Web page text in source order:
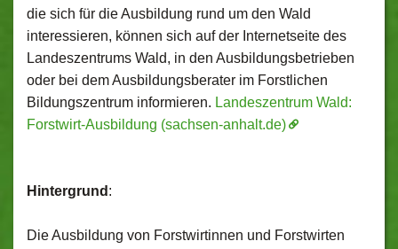
die sich für die Ausbildung rund um den Wald
interessieren, können sich auf der Internetseite des
Landeszentrums Wald, in den Ausbildungsbetrieben
oder bei dem Ausbildungsberater im Forstlichen
Bildungszentrum informieren. Landeszentrum Wald:
Forstwirt-Ausbildung (sachsen-anhalt.de)
Hintergrund :
Die Ausbildung von Forstwirtinnen und Forstwirten